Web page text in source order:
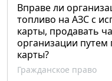
Вправе ли
топливо на АЗС с
карты, продавать
организации путем
карты?
Гражданское право